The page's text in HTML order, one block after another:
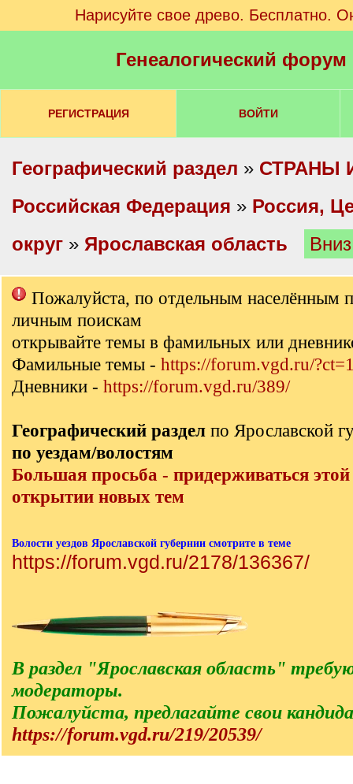
Нарисуйте свое древо. Бесплатно.
Генеалогический
РЕГИСТРАЦИЯ ВОЙТИ
Географический раздел » СТРАНЫ
Российская Федерация » Россия,
округ » Ярославская область
Пожалуйста, по отдельным населённым
личным поискам
открывайте темы в фамильных или
Фамильные темы - https://forum.vgd.ru/
Дневники - https://forum.vgd.ru/389/
Географический раздел по Ярославской
по уездам/волостям
Большая просьба - придерживаться
открытии новых тем
Волости уездов Ярославской губернии смотрите в теме
https://forum.vgd.ru/2178/136367/
В раздел "Ярославская область"
модераторы.
Пожалуйста, предлагайте свои
https://forum.vgd.ru/219/20539/